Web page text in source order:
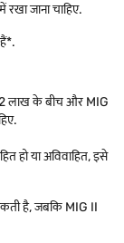
रखा जाना चाहिए.
लाख के बीच और MIG
हो या अविवाहित, इसे
है, जबकि MIG II